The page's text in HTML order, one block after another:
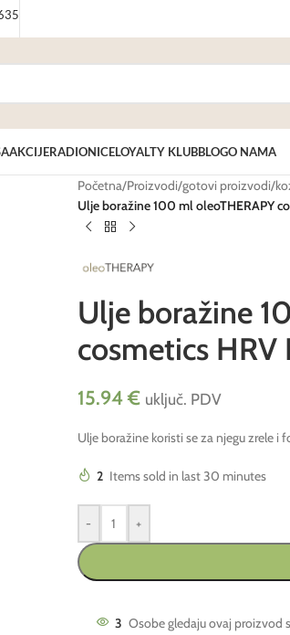
AKCIJERADIONICELOYALTY KLUBBLOGO NAMA
Početna/Proizvodi/gotovi proizvodi/
Ulje boražine 100 ml oleoTHERAPY
Ulje boražine
cosmetics HRV
15.94€ uključ. PDV
Ulje boražine koristi se za njegu zrele i
2 Items sold in last 30 minutes
- +
3 Osobe gledaju ovaj proizvod